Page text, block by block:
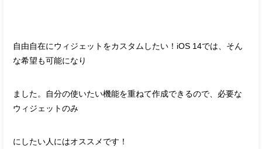
自由自在にウィジェットをカスタムしたい！iOS 14では、そん
な希望も可能になり
ました。自分の使いたい機能を重ねて作成できるので、必要な
ウィジェットのみ
にしたい人にはオススメです！